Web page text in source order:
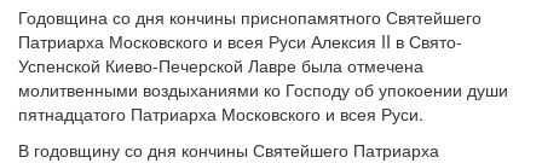
Годовщина со дня кончины приснопамятного Святейшего
Патриарха Московского и всея Руси Алексия II в Свято-
Успенской Киево-Печерской Лавре была отмечена
молитвенными воздыханиями ко Господу об упокоении души
пятнадцатого Патриарха Московского и всея Руси.
В годовщину со дня кончины Святейшего Патриарха